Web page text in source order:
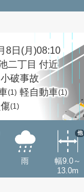
8日(月)08:10
二丁目 付近
破事故
(1) 軽自動車(1)
(1)
雨
幅9.0～
13.0m
他